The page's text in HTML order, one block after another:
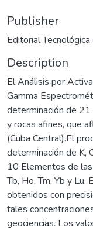
Publisher
Editorial
Description
El Análisis por
Gamma
determinación de
y rocas afines, que
(Cuba Central).El
determinación de K,
10 Elementos de las
Tb, Ho, Tm, Yb y Lu.
obtenidos con
tales
geociencias. Los